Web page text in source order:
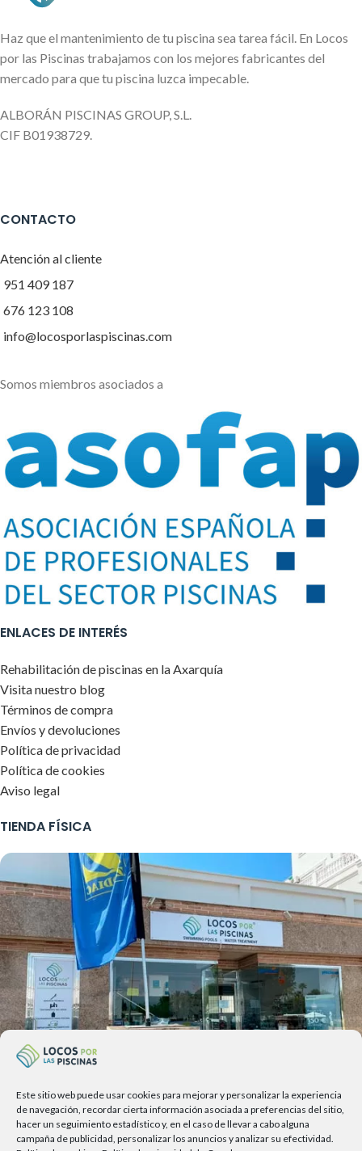
Este sitio web puede usar cookies para mejorar y personalizar la experiencia
de navegación, recordar cierta información asociada a preferencias del sitio,
hacer un seguimiento estadístico y, en el caso de llevar a cabo alguna
campaña de publicidad, personalizar los anuncios y analizar su efectividad.
Haz que el mantenimiento de tu piscina sea tarea fácil. En Locos
por las Piscinas trabajamos con los mejores fabricantes del
mercado para que tu piscina luzca impecable.
ALBORÁN PISCINAS GROUP, S.L.
CIF B01938729.
CONTACTO
Atención al cliente
951 409 187
676 123 108
info@locosporlaspiscinas.com
Somos miembros asociados a
ENLACES DE INTERÉS
Rehabilitación de piscinas en la Axarquía
Visita nuestro blog
Términos de compra
Envíos y devoluciones
Política de privacidad
Política de cookies
Aviso legal
TIENDA FÍSICA
Av. del Sol, 2, local 6,
29740 Torre del Mar, Málaga